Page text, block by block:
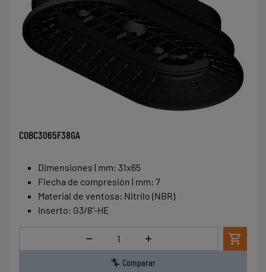
COBC3065F38GA
Dimensiones | mm: 31x65
Flecha de compresión | mm: 7
Material de ventosa: Nitrilo (NBR)
Inserto: G3/8"-HE
Cantidad
Comparar